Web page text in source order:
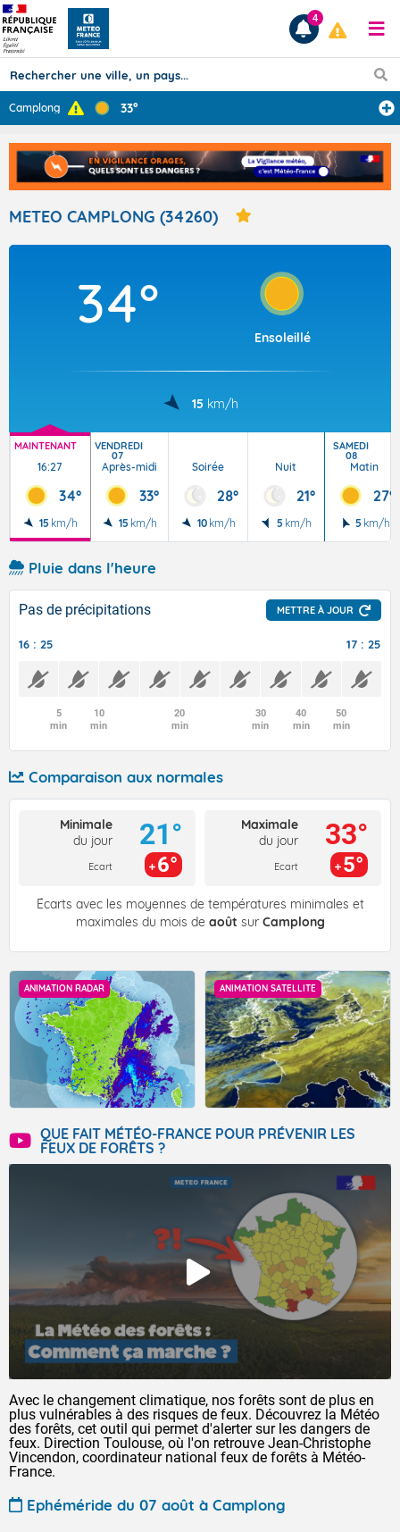
Prévisions
TOUS LES RÉSULTATS
Articles
4
Camplong 33°
METEO CAMPLONG (34260)
34°
Ensoleillé
15 km/h
MAINTENANT
16:27
34°
15 km/h
VENDREDI
07
Après-midi
33°
15 km/h
Soirée
28°
10 km/h
Nuit
21°
5 km/h
SAMEDI
08
Matin
27°
5 km/h
Pluie dans l'heure
Pas de précipitations METTRE À JOUR
16 : 25 17 : 25
5
min
10
min
20
min
30
min
40
min
50
min
Comparaison aux normales
Minimale
du jour
Ecart
21°
6°
Maximale
du jour
Ecart
33°
5°
Écarts avec les moyennes de températures minimales et
maximales du mois de août sur Camplong
ANIMATION RADAR ANIMATION SATELLITE
QUE FAIT MÉTÉO-FRANCE POUR PRÉVENIR LES
FEUX DE FORÊTS ?
Avec le changement climatique, nos forêts sont de plus en
plus vulnérables à des risques de feux. Découvrez la Météo
des forêts, cet outil qui permet d'alerter sur les dangers de
feux. Direction Toulouse, où l'on retrouve Jean-Christophe
Vincendon, coordinateur national feux de forêts à Météo-
France.
Ephéméride du 07 août à Camplong